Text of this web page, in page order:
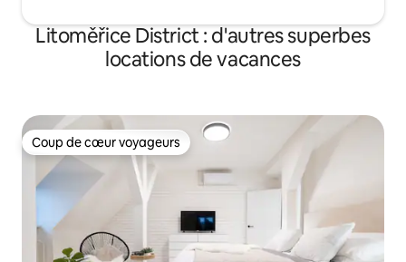
Litoměřice District : d'autres superbes
locations de vacances
Coup de cœur voyageurs
Coup de cœur voyageurs